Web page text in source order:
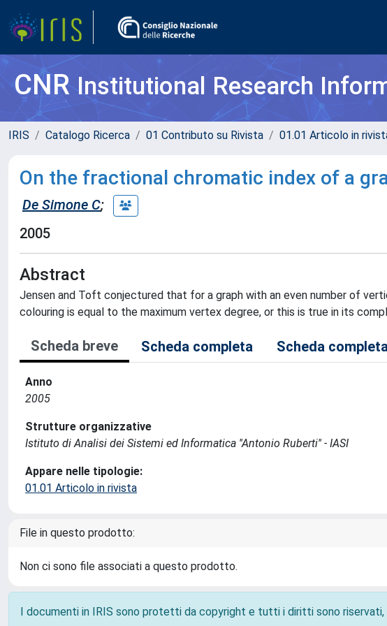
CNRInstitutional Research
IRIS Catalogo Ricerca 01 Contributo su Rivista 01.01 Articolo in
On the fractional chromatic index of a
De Simone C;
2005
Abstract
Jensen and Toft conjectured that for a graph with an even number of
colouring is equal to the maximum vertex degree, or this is true in its
Scheda breve Scheda completa Scheda
Anno
2005
Strutture organizzative
Istituto di Analisi dei Sistemi ed Informatica ''Antonio Ruberti'' - IASI
Appare nelle tipologie:
01.01 Articolo in rivista
File in questo prodotto:
Non ci sono file associati a questo prodotto.
I documenti in IRIS sono protetti da copyright e tutti i diritti sono riservati,